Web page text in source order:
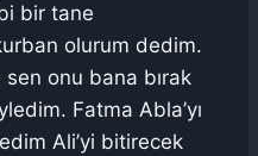
bir tane
olurum dedim.
onu bana bırak
Fatma Abla’yı
Ali’yi bitirecek